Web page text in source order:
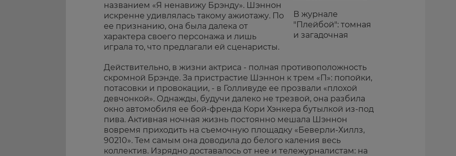
В журнале
"Плейбой": томная
и загадочная
названием «Я ненавижу Брэнду». Шэннон
искренне удивлялась такому ажиотажу. По
ее признанию, она была далека от
характера своего персонажа и лишь
играла то, что предлагали ей сценаристы.
Действительно, в жизни актриса - полная противоположность
скромной Брэнде. За пристрастие Шэннон к трем «П»: попойки,
потасовки и провокации, - в Голливуде ее прозвали «плохой
девчонкой». Однажды, будучи далеко не трезвой, она разбила
окно автомобиля ее бой-френда Кори Хэнкера бутылкой из-под
пива. Активная ночная жизнь постоянно мешала Шэннон
вовремя приходить на съемочную площадку «Беверли-Хиллз,
90210». Тем самым она доводила до белого каления весь
коллектив. Изрядно доставалось от нее и тележурналистам: на